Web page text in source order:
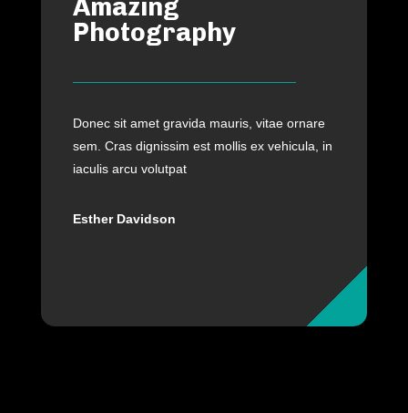
Amazing
Photography
Donec sit amet gravida mauris, vitae ornare
sem. Cras dignissim est mollis ex vehicula, in
iaculis arcu volutpat
Esther Davidson